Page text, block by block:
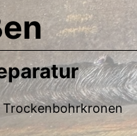
Trockenbohrkronen